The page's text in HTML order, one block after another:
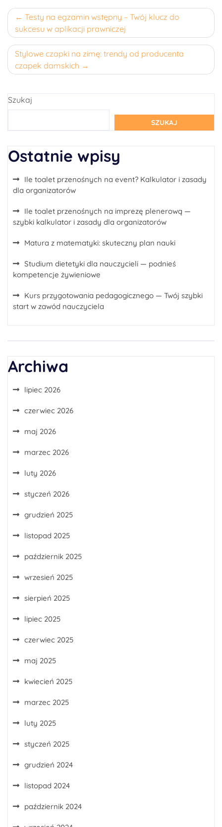
Nawigacja
wpisu
Testy na egzamin wstępny – Twój klucz do
sukcesu w aplikacji prawniczej
Stylowe czapki na zimę: trendy od producenta
czapek damskich
Szukaj
SZUKAJ
Ostatnie wpisy
Ile toalet przenośnych na event? Kalkulator i zasady
dla organizatorów
Ile toalet przenośnych na imprezę plenerową —
szybki kalkulator i zasady dla organizatorów
Matura z matematyki: skuteczny plan nauki
Studium dietetyki dla nauczycieli — podnieś
kompetencje żywieniowe
Kurs przygotowania pedagogicznego — Twój szybki
start w zawód nauczyciela
Archiwa
lipiec 2026
czerwiec 2026
maj 2026
marzec 2026
luty 2026
styczeń 2026
grudzień 2025
listopad 2025
październik 2025
wrzesień 2025
sierpień 2025
lipiec 2025
czerwiec 2025
maj 2025
kwiecień 2025
marzec 2025
luty 2025
styczeń 2025
grudzień 2024
listopad 2024
październik 2024